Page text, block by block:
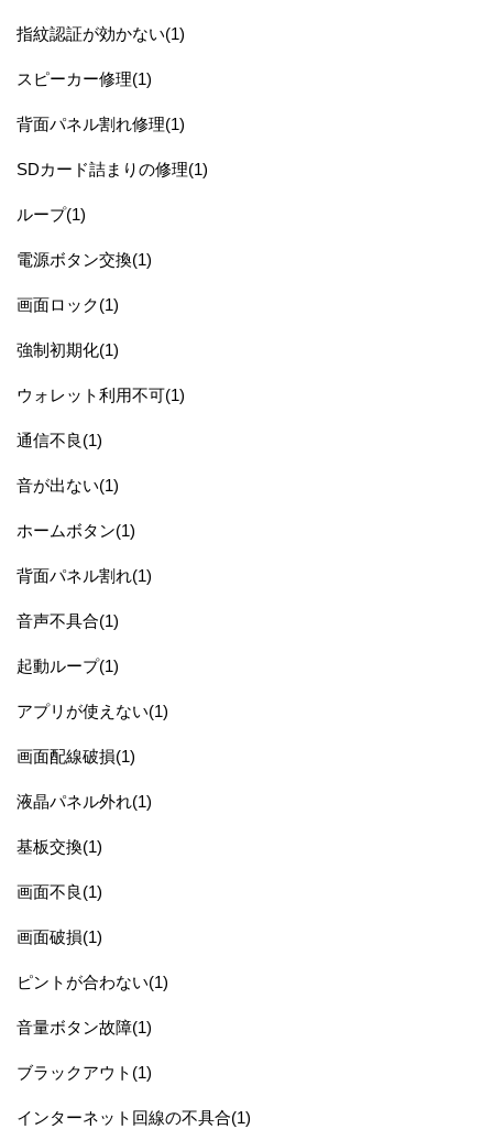
指紋認証が効かない(1)
スピーカー修理(1)
背面パネル割れ修理(1)
SDカード詰まりの修理(1)
ループ(1)
電源ボタン交換(1)
画面ロック(1)
強制初期化(1)
ウォレット利用不可(1)
通信不良(1)
音が出ない(1)
ホームボタン(1)
背面パネル割れ(1)
音声不具合(1)
起動ループ(1)
アプリが使えない(1)
画面配線破損(1)
液晶パネル外れ(1)
基板交換(1)
画面不良(1)
画面破損(1)
ピントが合わない(1)
音量ボタン故障(1)
ブラックアウト(1)
インターネット回線の不具合(1)